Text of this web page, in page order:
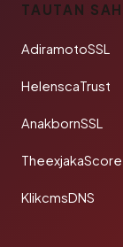
TAUTAN
AdiramotoSSL
HelenscaTrust
AnakbornSSL
TheexjakaScore
KlikcmsDNS